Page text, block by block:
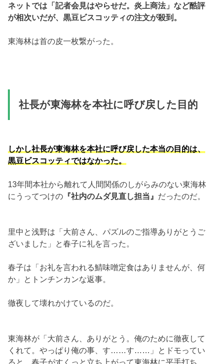
ネットでは「記者会見はやらせだ。炎上商法」など酷評
が相次いだが、黒豆ビスコッティの注文が殺到。
東海林は首の皮一枚繋がった。
社長が東海林を本社に呼び戻した目的
しかし社長が東海林を本社に呼び戻した本当の目的は、
黒豆ビスコッティではなかった。
13年間本社から離れて人間関係のしがらみのない東海林
にうってつけの 『社内のムダ見直し担当』 だったのだ。
里中と浅野は「大前さん、パズルのご指導ありがとうご
ざいました」と春子に礼を言った。
春子は「お礼を言われる鯖味噌定食はありませんが、何
か」とトンチンカンな返事。
徹夜して壊れかけているのだ。
東海林が「大前さん、ありがとう。俺のために徹夜して
くれて。やっぱり俺の事、す……す……」とドモってい
ると、春子がすくっと立ち上がって東海林に平手打ち。